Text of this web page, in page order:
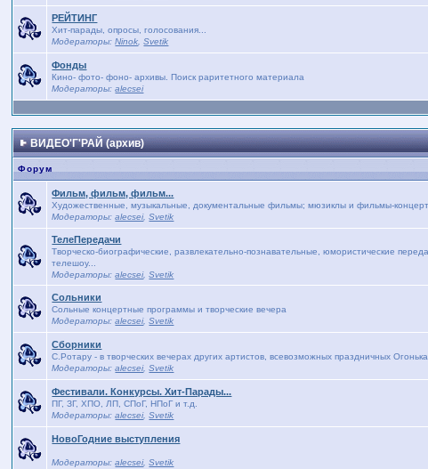
РЕЙТИНГ
Хит-парады, опросы, голосования...
Модераторы:Ninok ,Svetik
Фонды
Кино- фото- фоно- архивы. Поиск раритетного материала
Модераторы:alecsei
ВИДЕО'Г'РАЙ (архив)
Форум
Фильм, фильм, фильм...
Художественные, музыкальные, документальные фильмы; мюзиклы и фильмы-
Модераторы:alecsei,Svetik
ТелеПередачи
Творческо-биографические, развлекательно-познавательные, юмористические
телешоу...
Модераторы:alecsei,Svetik
Сольники
Сольные концертные программы и творческие вечера
Модераторы:alecsei,Svetik
Сборники
С.Ротару - в творческих вечерах других артистов, всевозможных праздничных
Модераторы:alecsei,Svetik
Фестивали. Конкурсы. Хит-Парады...
ПГ, ЗГ, ХПО, ЛП, СПоГ, НПоГ и т.д.
Модераторы:alecsei,Svetik
НовоГодние выступления
Модераторы:alecsei,Svetik